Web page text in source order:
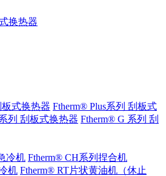
式换热器 Ftherm® Plus系列 刮板式
列 刮板式换热器 Ftherm® G 系列 刮
冷机 Ftherm® CH系列捏合机
机 Ftherm® RT片状黄油机（休止